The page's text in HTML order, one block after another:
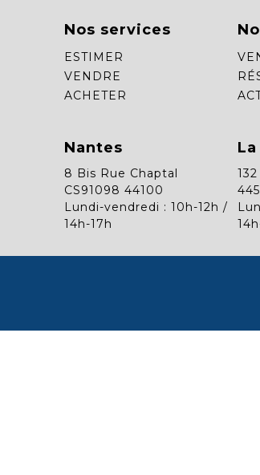
Nos services
ESTIMER
VENDRE
ACHETER
Nantes
8 Bis Rue Chaptal
CS91098 44100
Lundi-vendredi : 10h-12h /
14h-17h